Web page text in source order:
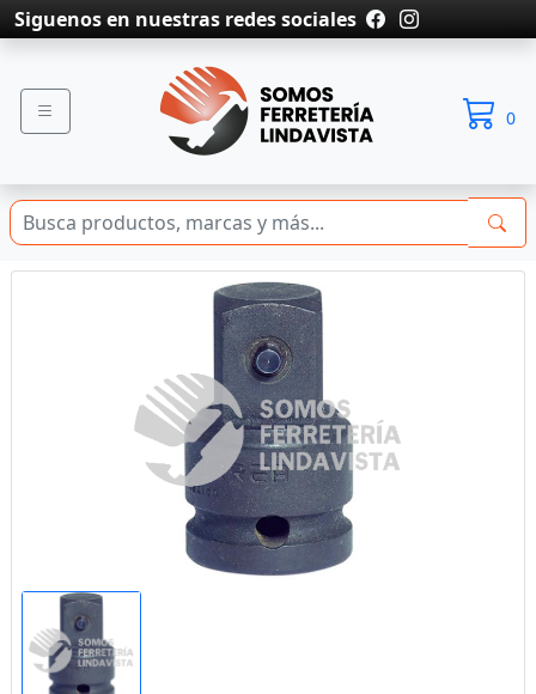
Siguenos en nuestras redes sociales
0